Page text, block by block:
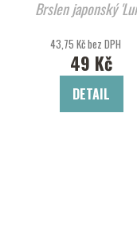
Brslen
43,75 Kč bez DPH
49 Kč
DETAIL